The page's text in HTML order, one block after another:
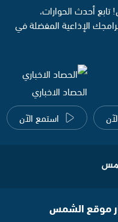
أحدث الحوارات،
الإذاعية المفضلة في
الحصاد الاخباري
استمع الآن
موقع الشمس